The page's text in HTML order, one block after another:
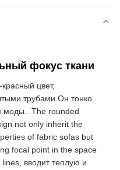
фокус ткани
цвет,
трубами.Он тонко
моды.. The rounded
not only inherit the
of fabric sofas but
focal point in the space
вводит теплую и